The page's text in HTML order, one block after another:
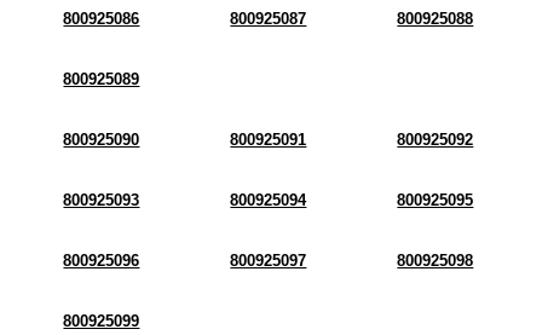
800925086 800925087 800925088
800925089
800925090 800925091 800925092
800925093 800925094 800925095
800925096 800925097 800925098
800925099